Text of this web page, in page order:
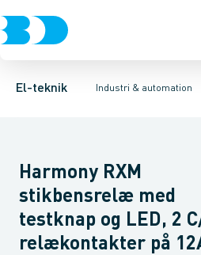
El-teknik Industri & automation
Afbrydere, stikkontakter &
Industristiksystemer
Tidsrelæ
Harmony RXM
stikbensrelæ med
testknap og LED, 2
relækontakter på